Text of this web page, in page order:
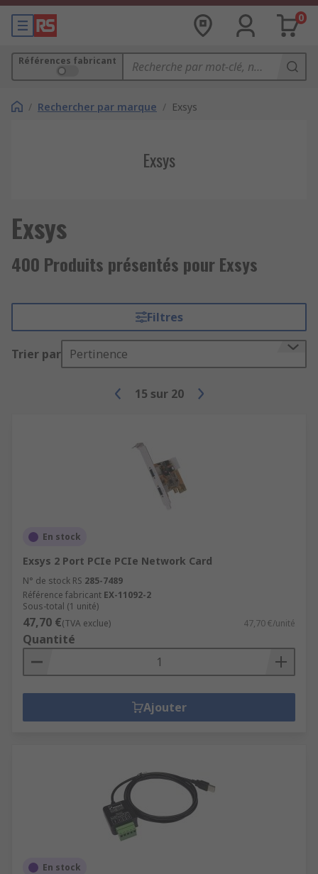
0
Références fabricant
/ Rechercher par marque / Exsys
Exsys
Exsys
400 Produits présentés pour Exsys
Filtres
Trier par Pertinence
15 sur 20
En stock
Exsys 2 Port PCIe PCIe Network Card
N° de stock RS 285-7489
Référence fabricant EX-11092-2
Sous-total (1 unité)
47,70 €(TVA exclue) 47,70 €/unité
Quantité
Ajouter
En stock